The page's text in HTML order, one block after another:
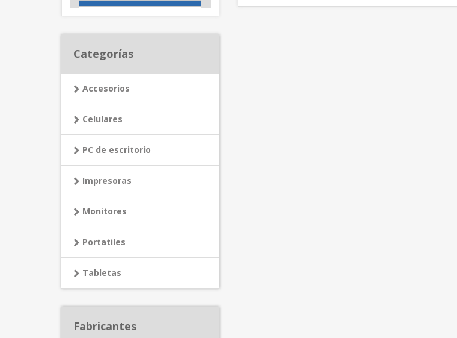
Categorías
Accesorios
Celulares
PC de escritorio
Impresoras
Monitores
Portatiles
Tabletas
Fabricantes